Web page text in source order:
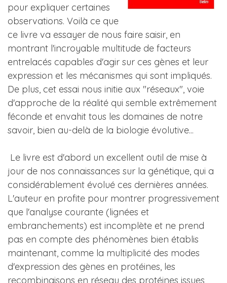
pour expliquer certaines
observations. Voilà ce que
ce livre va essayer de nous faire saisir, en
montrant l'incroyable multitude de facteurs
entrelacés capables d'agir sur ces gènes et leur
expression et les mécanismes qui sont impliqués.
De plus, cet essai nous initie aux "réseaux", voie
d'approche de la réalité qui semble extrêmement
féconde et envahit tous les domaines de notre
savoir, bien au-delà de la biologie évolutive...
Le livre est d'abord un excellent outil de mise à
jour de nos connaissances sur la génétique, qui a
considérablement évolué ces dernières années.
L'auteur en profite pour montrer progressivement
que l'analyse courante (lignées et
embranchements) est incomplète et ne prend
pas en compte des phénomènes bien établis
maintenant, comme la multiplicité des modes
d'expression des gènes en protéines, les
recombinaisons en réseau des protéines issues